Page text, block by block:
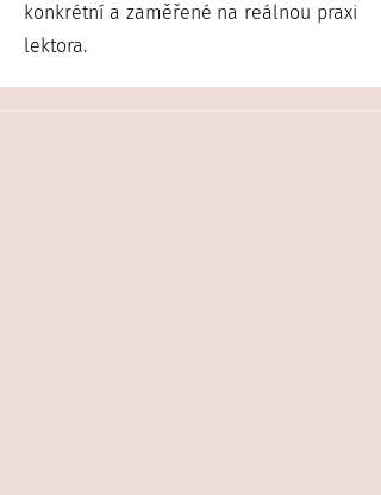
konkrétní a zaměřené na reálnou praxi
lektora.